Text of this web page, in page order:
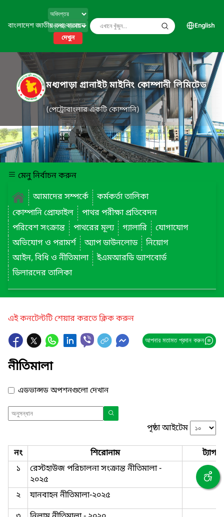
বাংলাদেশ জাতীয় তথ্য বাতায়ন
দেখুন
English
মধ্যপাড়া গ্রানাইট মাইনিং কোম্পানী লিমিটেড
(পেট্রোবাংলার একটি কোম্পানি)
মেনু নির্বাচন করুন
আমাদের সম্পর্কে
কর্মকর্তা তালিকা
কোম্পানি প্রোফাইল
পাথর পরীক্ষা প্রতিবেদন
পরিবেশ সংক্রান্ত
পাথরের মূল্য গ্যালারি
যোগাযোগ
অভিযোগ ও পরামর্শ
অ্যাপ ডাউনলোড
নিয়োগ
আইন, বিধি ও নীতিমালা
ইএমআরডি ড্যাশবোর্ড
ডিলারদের তালিকা
এই কনটেন্টটি শেয়ার করতে ক্লিক করুন
আপনার মতামত প্রদান করুন
নীতিমালা
এডভান্সড অপশনগুলো দেখান
পৃষ্ঠা আইটেম
নং শিরোনাম
ট্যাগ
১
রেস্টহাউজ পরিচালনা সংক্রান্ত নীতিমালা -
২০২৫
২
যানবাহন নীতিমালা-২০২৫